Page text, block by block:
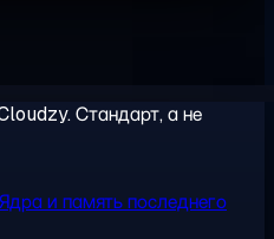
Стандарт, а не
Ядра и память последнего